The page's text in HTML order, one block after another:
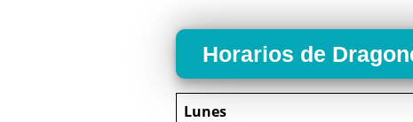
Horarios de
Lunes